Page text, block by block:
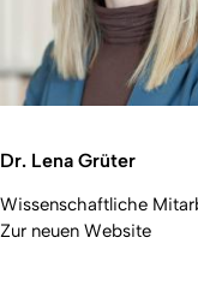
Dr. Lena Grüter
Wissenschaftliche
Zur neuen Website